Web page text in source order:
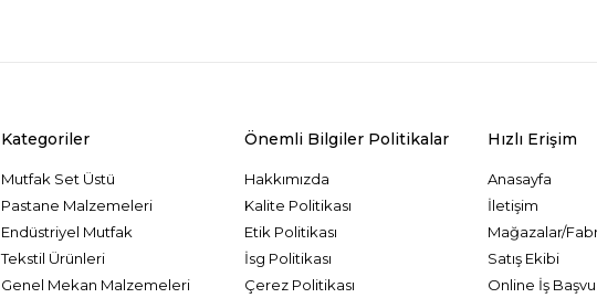
Kategoriler
Mutfak Set Üstü
Pastane Malzemeleri
Endüstriyel Mutfak
Tekstil Ürünleri
Genel Mekan Malzemeleri
Önemli Bilgiler Politikalar
Hakkımızda
Kalite Politikası
Etik Politikası
İsg Politikası
Çerez Politikası
Hızlı Erişim
Anasayfa
İletişim
Mağazalar/
Satış Ekibi
Online İş